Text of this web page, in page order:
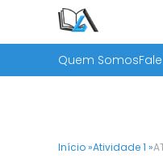
Quem Somos
Início »Atividade 1 »